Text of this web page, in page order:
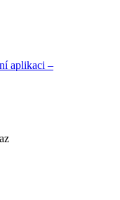
aplikaci –